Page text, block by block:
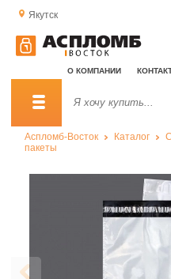
Якутск
О КОМПАНИИ
Аспломб-Восток Каталог
пакеты